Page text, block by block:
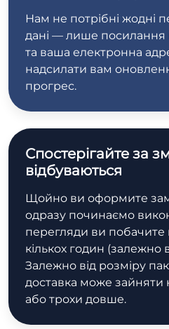
Нам не потрібні жодні
дані — лише посилання
та ваша електронна
надсилати вам
прогрес.
Спостерігайте за
відбуваються
Щойно ви оформите
одразу починаємо
перегляди ви побачите
кількох годин (залежно
Залежно від розміру
доставка може зайняти
або трохи довше.